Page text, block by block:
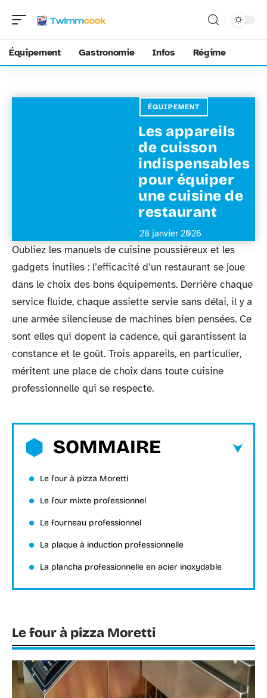
Équipement Gastronomie Infos Régime
ÉQUIPEMENT
Les appareils
de cuisson
indispensables
pour équiper
une cuisine de
restaurant
28 janvier 2026
Oubliez les manuels de cuisine poussiéreux et les
gadgets inutiles : l’efficacité d’un restaurant se joue
dans le choix des bons équipements. Derrière chaque
service fluide, chaque assiette servie sans délai, il y a
une armée silencieuse de machines bien pensées. Ce
sont elles qui dopent la cadence, qui garantissent la
constance et le goût. Trois appareils, en particulier,
méritent une place de choix dans toute cuisine
professionnelle qui se respecte.
SOMMAIRE
Le four à pizza Moretti
Le four mixte professionnel
Le fourneau professionnel
La plaque à induction professionnelle
La plancha professionnelle en acier inoxydable
Le four à pizza Moretti